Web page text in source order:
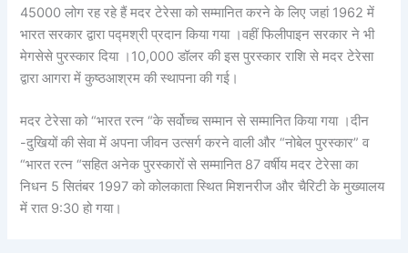
45000 लोग रह रहे हैं मदर टेरेसा को सम्मानित करने के लिए जहां 1962 में
भारत सरकार द्वारा पद्मश्री प्रदान किया गया ।वहीं फिलीपाइन सरकार ने भी
मेगसेसे पुरस्कार दिया ।10,000 डॉलर की इस पुरस्कार राशि से मदर टेरेसा
द्वारा आगरा में कुष्ठआश्रम की स्थापना की गई।
मदर टेरेसा को “भारत रत्न “के सर्वोच्च सम्मान से सम्मानित किया गया ।दीन
-दुखियों की सेवा में अपना जीवन उत्सर्ग करने वाली और “नोबेल पुरस्कार” व
“भारत रत्न “सहित अनेक पुरस्कारों से सम्मानित 87 वर्षीय मदर टेरेसा का
निधन 5 सितंबर 1997 को कोलकाता स्थित मिशनरीज और चैरिटी के मुख्यालय
में रात 9:30 हो गया।